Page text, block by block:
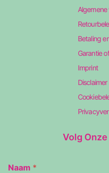
Betaling
Garantie
Imprint
Disclaimer
Volg
a
Naam *